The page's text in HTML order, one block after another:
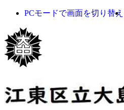
PCモードで画面を切り替え